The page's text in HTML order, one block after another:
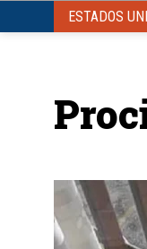
ESTADOS
VENEZUELA
COLOMBIA